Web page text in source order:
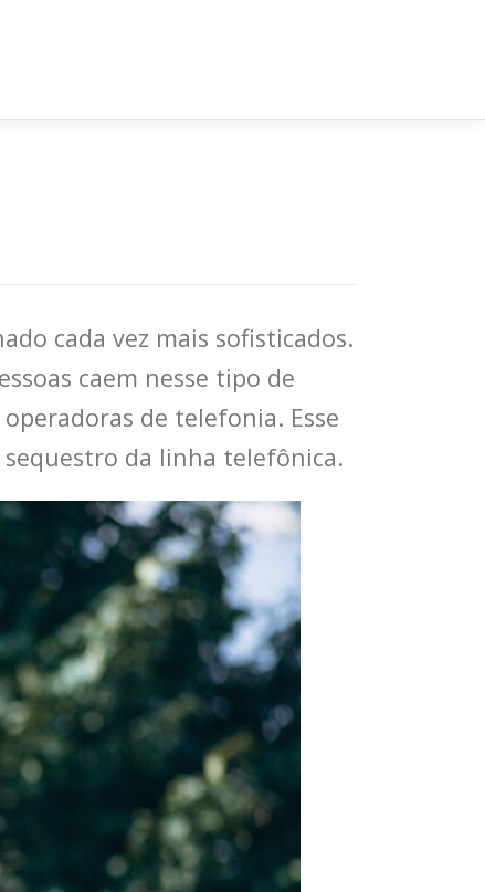
cada vez mais sofisticados.
caem nesse tipo de
de telefonia. Esse
da linha telefônica.